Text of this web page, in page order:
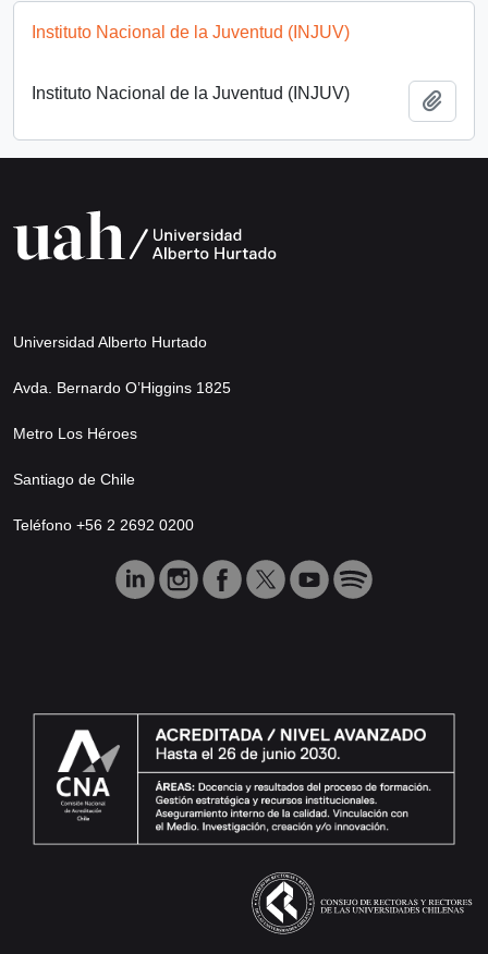
Instituto Nacional de la Juventud (INJUV)
Instituto Nacional de la Juventud (INJUV)
Universidad Alberto Hurtado
Avda. Bernardo O’Higgins 1825
Metro Los Héroes
Santiago de Chile
Teléfono +56 2 2692 0200